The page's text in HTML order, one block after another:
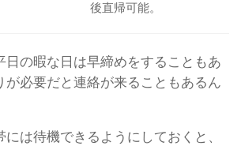
後直帰可能。
日の暇な日は早締めをすることもあ
が必要だと連絡が来ることもあるん
は待機できるようにしておくと、